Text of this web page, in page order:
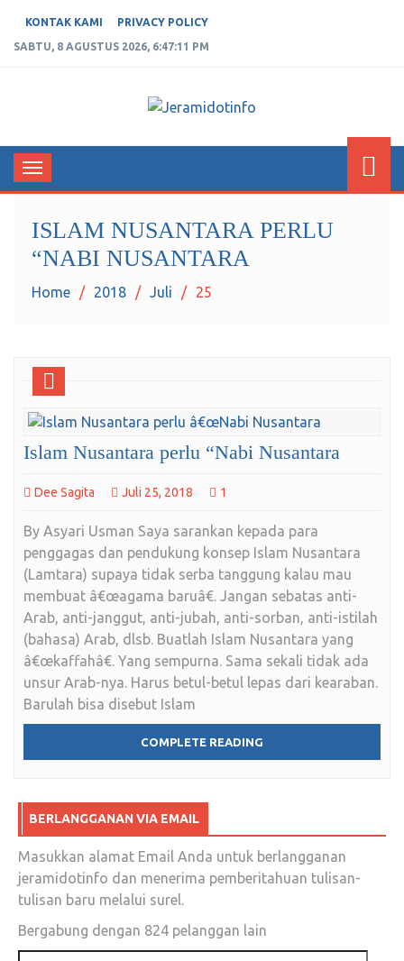
KONTAK KAMI PRIVACY POLICY
SABTU, 8 AGUSTUS 2026, 6:47:11 PM
JERAMIDOTINFO
Toggle
navigation
ISLAM NUSANTARA PERLU
“NABI NUSANTARA
Home 2018 Juli 25
Islam Nusantara perlu “Nabi Nusantara
Dee Sagita Juli 25, 2018 1
By Asyari Usman Saya sarankan kepada para
penggagas dan pendukung konsep Islam Nusantara
(Lamtara) supaya tidak serba tanggung kalau mau
membuat â€œagama baruâ€. Jangan sebatas anti-
Arab, anti-janggut, anti-jubah, anti-sorban, anti-istilah
(bahasa) Arab, dlsb. Buatlah Islam Nusantara yang
â€œkaffahâ€. Yang sempurna. Sama sekali tidak ada
unsur Arab-nya. Harus betul-betul lepas dari kearaban.
Barulah bisa disebut Islam
COMPLETE READING
BERLANGGANAN VIA EMAIL
Masukkan alamat Email Anda untuk berlangganan
jeramidotinfo dan menerima pemberitahuan tulisan-
tulisan baru melalui surel.
Bergabung dengan 824 pelanggan lain